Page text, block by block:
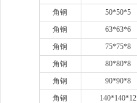
角钢
50*50*5
角钢
63*63*6
角钢
75*75*8
角钢
80*80*8
角钢
90*90*8
角钢
140*140*12